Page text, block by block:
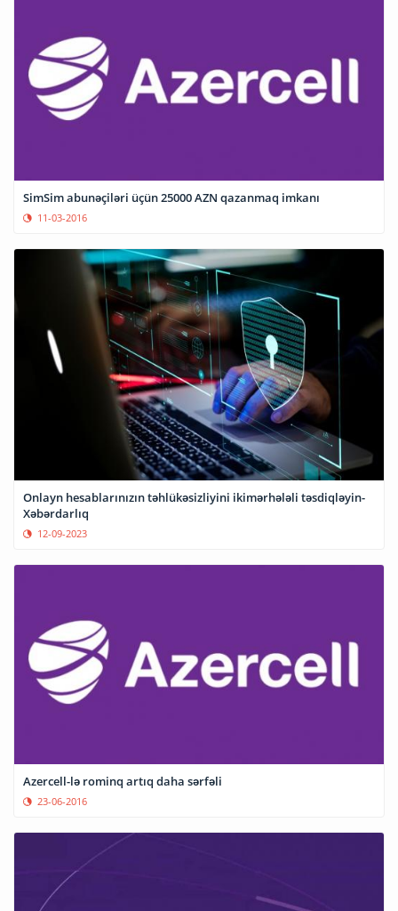
SimSim abunəçiləri üçün 25000 AZN qazanmaq imkanı
11-03-2016
Onlayn hesablarınızın təhlükəsizliyini ikimərhələli təsdiqləyin-
Xəbərdarlıq
12-09-2023
Azercell-lə rominq artıq daha sərfəli
23-06-2016